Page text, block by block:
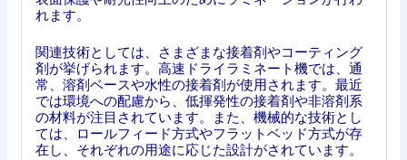
れます。
関連技術としては、さまざまな接着剤やコーティング
剤が挙げられます。高速ドライラミネート機では、通
常、溶剤ベースや水性の接着剤が使用されます。最近
では環境への配慮から、低揮発性の接着剤や非溶剤系
の材料が注目されています。また、機械的な技術とし
ては、ロールフィード方式やフラットベッド方式が存
在し、それぞれの用途に応じた設計がされています。